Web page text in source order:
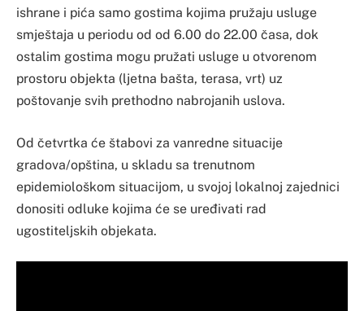
ishrane i pića samo gostima kojima pružaju usluge
smještaja u periodu od od 6.00 do 22.00 časa, dok
ostalim gostima mogu pružati usluge u otvorenom
prostoru objekta (ljetna bašta, terasa, vrt) uz
poštovanje svih prethodno nabrojanih uslova.
Od četvrtka će štabovi za vanredne situacije
gradova/opština, u skladu sa trenutnom
epidemiološkom situacijom, u svojoj lokalnoj zajednici
donositi odluke kojima će se uređivati rad
ugostiteljskih objekata.